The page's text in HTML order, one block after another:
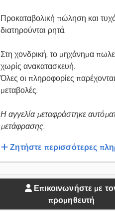
Προκαταβολική πώληση και
διατηρούνται ρητά.
Στη χονδρική, το μηχάνημα
χωρίς ανακατασκευή.
Όλες οι πληροφορίες
μεταβολές.
Η αγγελία μεταφράστηκε
μετάφρασης.
Ζητήστε περισσότερες
Επικοινωνήστε με τον
προμηθευτή